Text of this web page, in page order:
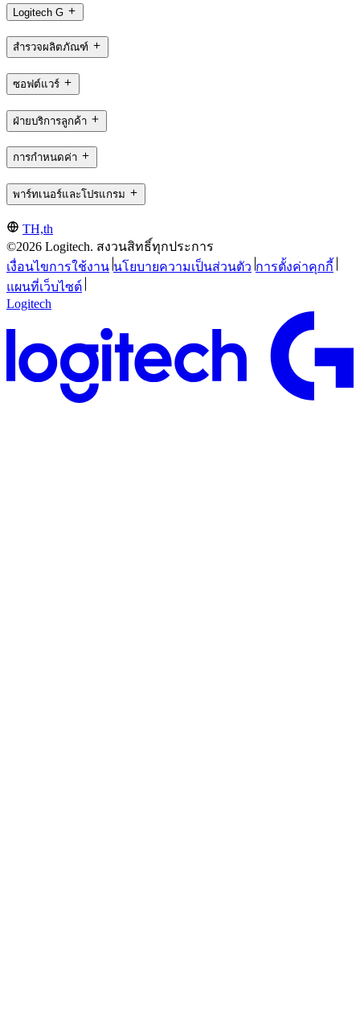
Logitech G
สำรวจผลิตภัณฑ์
ซอฟต์แวร์
ฝ่ายบริการลูกค้า
การกำหนดค่า
พาร์ทเนอร์และโปรแกรม
TH,th
©2026 Logitech. สงวนสิทธิ์ทุกประการ
เงื่อนไขการใช้งาน นโยบายความเป็นส่วนตัว การตั้งค่าคุกกี้
แผนที่เว็บไซต์
Logitech